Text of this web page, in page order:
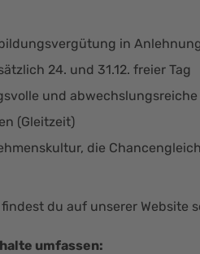
in
24. und 31.12. freier Tag
und
(Gleitzeit)
die
du auf unserer Website
umfassen: